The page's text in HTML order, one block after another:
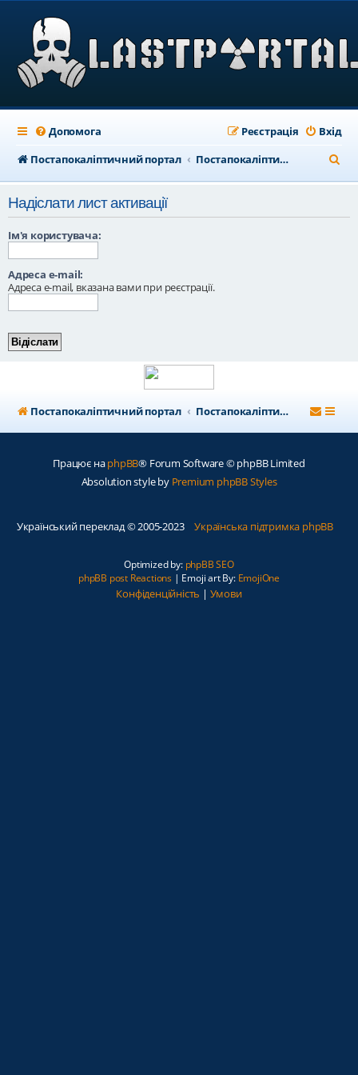
Допомога Вхід
Реєстрація
Постапокаліптичний портал
Постапокаліптичний форум
о
Надіслати лист активації
Ім'я користувача:
Адреса e-mail:
Адреса e-mail, вказана вами при реєстрації.
Постапокаліптичний портал Постапокаліптичний форум
Працює наphpBB® Forum Software © phpBB Limited
Absolution style by Premium phpBB Styles
Український переклад © 2005-2023 Українська підтримка phpBB
Optimized by: phpBB SEO
phpBB post Reactions| Emoji art By: EmojiOne
Конфіденційність | Умови